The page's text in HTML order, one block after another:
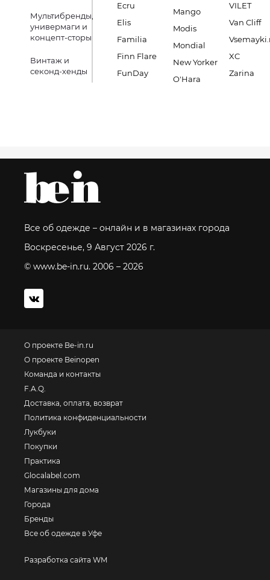
Мультибренды,
универмаги и
концепт-сторы
Винтаж и
секонд-хенды
Ecru
Elis
Familia
Finn Flare
FunDay
Mango
Modis
Mondial
New Yorker
O'Hara
VILET
Van Cliff
XC
Zarina
Все об одежде – онлайн и в магазинах города
Воскресенье, 9 Август 2026 г.
© www.be-in.ru. 2006 – 2026
О проекте Be-in.ru
О проекте Beinopen
Команда и контакты
F.A.Q.
Доставка, оплата, возврат
Политика конфиденциальности
Лукбуки
Покупки
Практика
Glocalabel.com
Магазины для дома
Города
Бренды
Все об одежде в Уфе
Разработка сайта WM